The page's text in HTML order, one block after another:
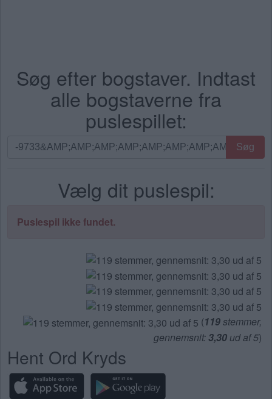
Søg efter bogstaver. Indtast
alle bogstaverne fra
puslespillet:
Søg
bogstaverne
Søg
Vælg dit puslespil:
Puslespil ikke fundet.
(119stemmer,
gennemsnit:3,30 ud af 5)
Hent Ord Kryds